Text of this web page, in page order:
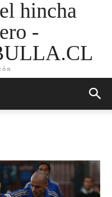
hincha
-